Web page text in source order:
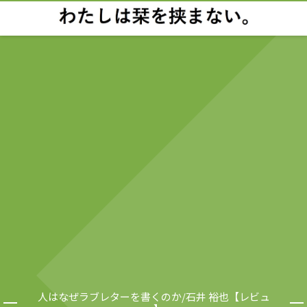
人はなぜラブレターを書くのか/石井 裕也【レビュ